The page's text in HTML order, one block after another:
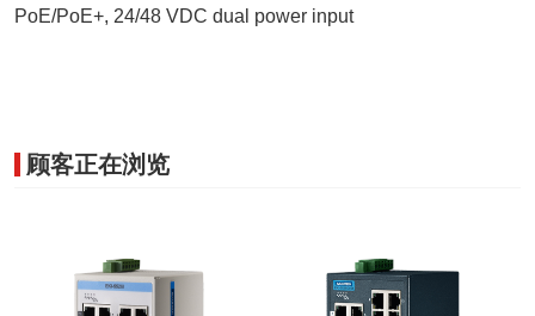
PoE/PoE+, 24/48 VDC dual power input
顾客正在浏览